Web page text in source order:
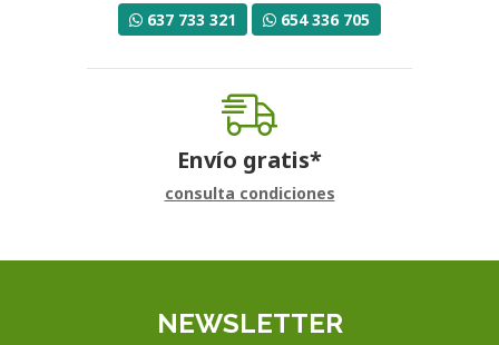
637 733 321
654 336 705
Envío gratis*
consulta condiciones
NEWSLETTER